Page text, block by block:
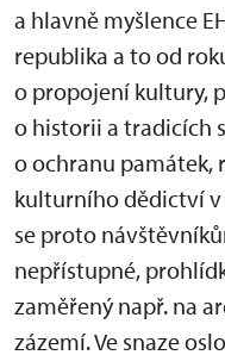
a hlavně myšlence
republika a to od
o propojení kultury,
o historii a tradicích
o ochranu památek,
kulturního dědictví v
se proto
nepřístupné,
zaměřený např. na
zázemí. Ve snaze